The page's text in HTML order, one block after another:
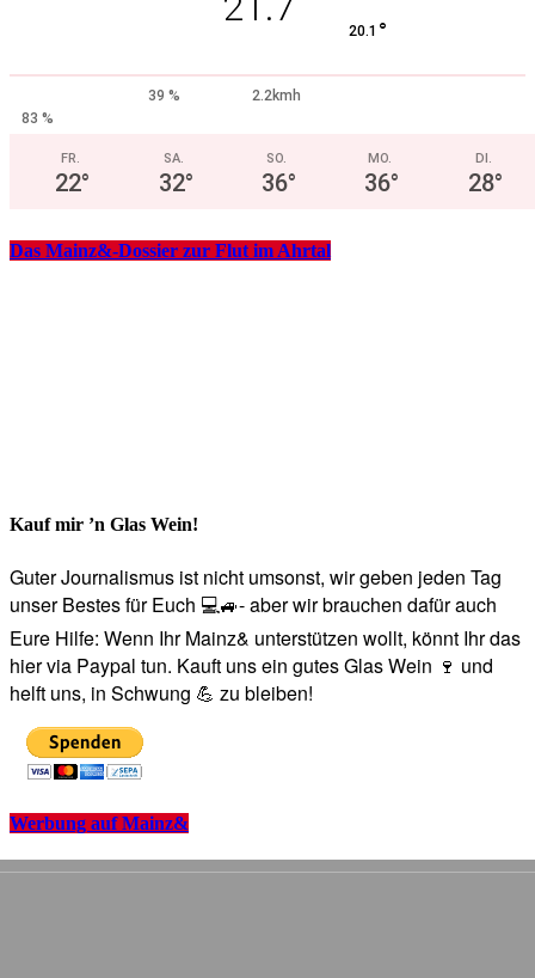
20.1 °
39 %
2.2kmh
83 %
FR.
22°
SA.
32°
SO.
36°
MO.
36°
DI.
28°
Das Mainz&-Dossier zur Flut im Ahrtal
Kauf mir ’n Glas Wein!
Guter Journalismus ist nicht umsonst, wir geben jeden Tag
unser Bestes für Euch 💻🚙- aber wir brauchen dafür auch
Eure Hilfe: Wenn Ihr Mainz& unterstützen wollt, könnt Ihr das
hier via Paypal tun. Kauft uns ein gutes Glas Wein 🍷 und
helft uns, in Schwung 💪 zu bleiben!
Werbung auf Mainz&